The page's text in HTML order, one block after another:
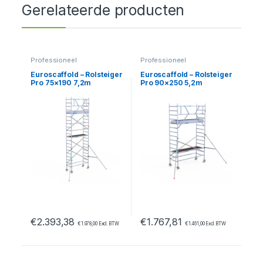
Gerelateerde producten
Professioneel
Euroscaffold – Rolsteiger
Pro 75×190 7,2m
€2.393,38 €1.978,00Excl. BTW
Professioneel
Euroscaffold – Rolsteiger
Pro 90×250 5,2m
€1.767,81 €1.461,00Excl. BTW